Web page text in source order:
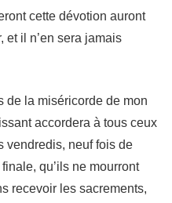
cette dévotion auront
et il n’en sera jamais
de la miséricorde de mon
accordera à tous ceux
vendredis, neuf fois de
qu’ils ne mourront
recevoir les sacrements,